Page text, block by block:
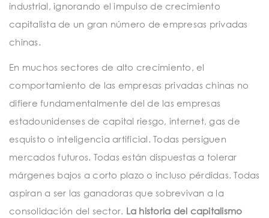
industrial, ignorando el impulso de crecimiento
capitalista de un gran número de empresas privadas
chinas.
En muchos sectores de alto crecimiento, el
comportamiento de las empresas privadas chinas no
difiere fundamentalmente del de las empresas
estadounidenses de capital riesgo, internet, gas de
esquisto o inteligencia artificial. Todas persiguen
mercados futuros. Todas están dispuestas a tolerar
márgenes bajos a corto plazo o incluso pérdidas. Todas
aspiran a ser las ganadoras que sobrevivan a la
consolidación del sector. La historia del capitalismo